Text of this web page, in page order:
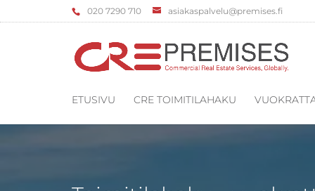
‌020 7290 710 asiakaspalvelu@premises.fi
ETUSIVU CRE TOIMITILAHAKU